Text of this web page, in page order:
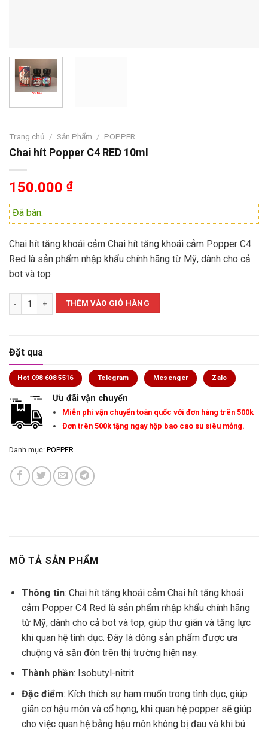
Trang chủ / Sản Phẩm / POPPER
Chai hít Popper C4 RED 10ml
150.000 ₫
Đã bán:
Chai hít tăng khoái cảm Chai hít tăng khoái cảm Popper C4
Red là sản phẩm nhập khẩu chính hãng từ Mỹ, dành cho cả
bot và top
Chai hít Popper C4 RED 10ml số lượng
THÊM VÀO GIỎ HÀNG
Đặt qua
Hot 098 608 5516 Telegram Mesenger Zalo
Ưu đãi vận chuyển
Miễn phí vận chuyển toàn quốc với đơn hàng trên 500k
Đơn trên 500k tặng ngay hộp bao cao su siêu mỏng.
Danh mục: POPPER
MÔ TẢ SẢN PHẨM
Thông tin: Chai hít tăng khoái cảm Chai hít tăng khoái
cảm Popper C4 Redlà sản phẩm nhập khẩu chính hãng
từ Mỹ, dành cho cả bot và top, giúp thư giãn và tăng lực
khi quan hệ tình dục. Đây là dòng sản phẩm được ưa
chuộng và săn đón trên thị trường hiện nay.
Thành phần: Isobutyl-nitrit
Đặc điểm: Kích thích sự ham muốn trong tình dục, giúp
giãn cơ hậu môn và cổ họng, khi quan hệ popper sẽ giúp
cho việc quan hệ bằng hậu môn không bị đau và khi bú